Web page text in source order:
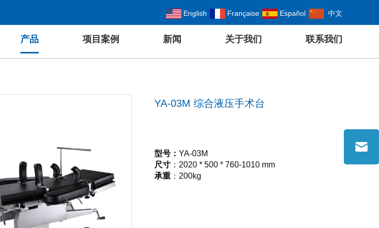
English Française Español 中文
产品 项目案例 新闻 关于我们 联系我们
YA-03M 综合液压手术台
型号 ： YA-03M
尺寸 ： 2020 * 500 * 760-1010 mm
承重 ： 200kg